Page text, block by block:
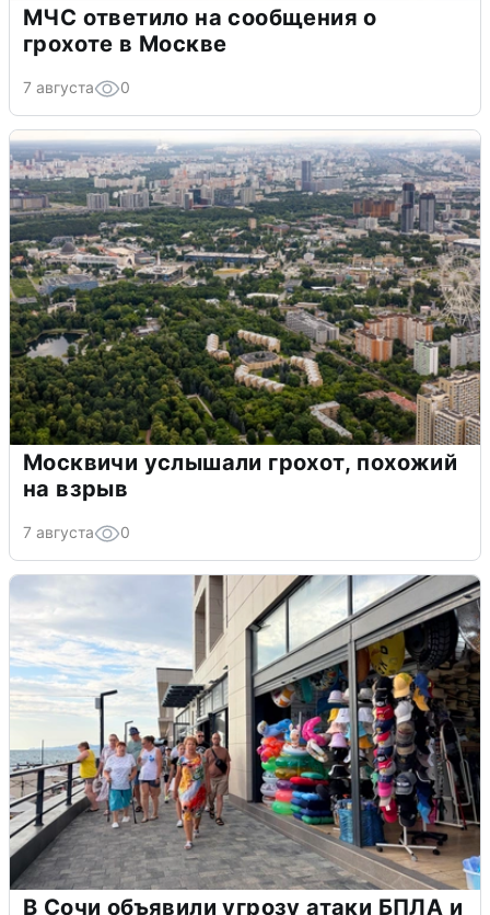
МЧС ответило на сообщения о
грохоте в Москве
7 августа 0
Москвичи услышали грохот, похожий
на взрыв
7 августа 0
В Сочи объявили угрозу атаки БПЛА и